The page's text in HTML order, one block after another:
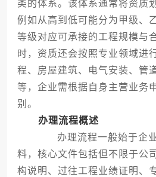
类的体系。该体系通常将资质
例如从高到低可能分为甲级、
等级对应可承接的工程规模与
时，资质还会按照专业领域进
程、房屋建筑、电气安装、管
等，企业需根据自身主营业务
别。
办理流程概述
办理流程一般始于企业
料，核心文件包括但不限于公
构说明、过往工程业绩证明、